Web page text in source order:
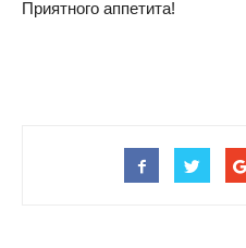
Приятного аппетита!